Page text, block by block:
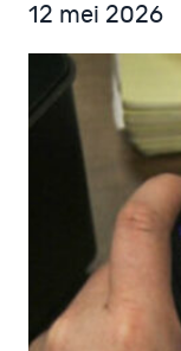
12 mei 2026